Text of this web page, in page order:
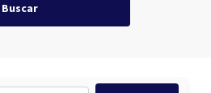
Buscar